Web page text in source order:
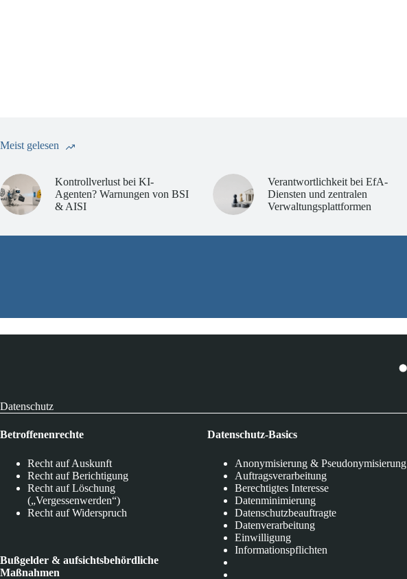
Meist gelesen
Kontrollverlust bei KI-
Agenten? Warnungen von BSI
& AISI
Verantwortlichkeit bei EfA-
Diensten und zentralen
Verwaltungsplattformen
Datenschutz
Betroffenenrechte
Recht auf Auskunft
Recht auf Berichtigung
Recht auf Löschung
(„Vergessenwerden“)
Recht auf Widerspruch
Bußgelder & aufsichtsbehördliche
Maßnahmen
Datenschutz-Basics
Anonymisierung & Pseudonymisierung
Auftragsverarbeitung
Berechtigtes Interesse
Datenminimierung
Datenschutzbeauftragte
Datenverarbeitung
Einwilligung
Informationspflichten